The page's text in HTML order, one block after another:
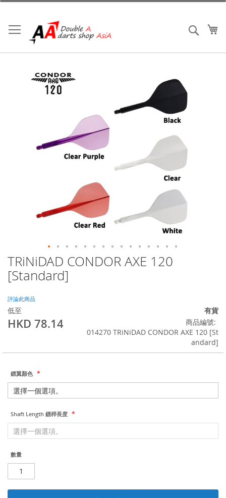
跳
內
容
搜索
TRiNiDAD CONDOR AXE 120
[Standard]
評論此商品
低至
HKD 78.14
有貨
商品編號
014270 TRiNiDAD CONDOR AXE 120 [St
andard]
鏢翼顏色
Shaft Length 鏢桿長度
數量
Skip
to
the
of
the
images
gallery